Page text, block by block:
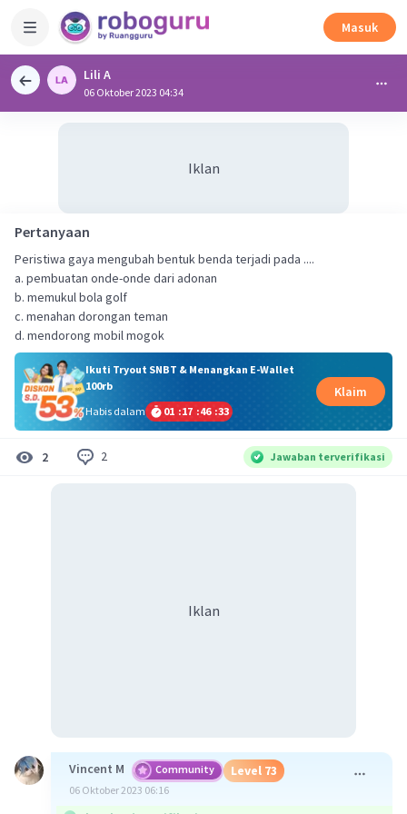
Masuk
Lili A
06 Oktober 2023 04:34
Iklan
Pertanyaan
Peristiwa gaya mengubah bentuk benda terjadi pada ....
a. pembuatan onde-onde dari adonan
b. memukul bola golf
c. menahan dorongan teman
d. mendorong mobil mogok
Ikuti Tryout SNBT & Menangkan E-Wallet
100rb
Habis dalam
01 :17 :46 :32
Klaim
2 2 Jawaban terverifikasi
Iklan
Vincent M Community Level 73
06 Oktober 2023 06:16